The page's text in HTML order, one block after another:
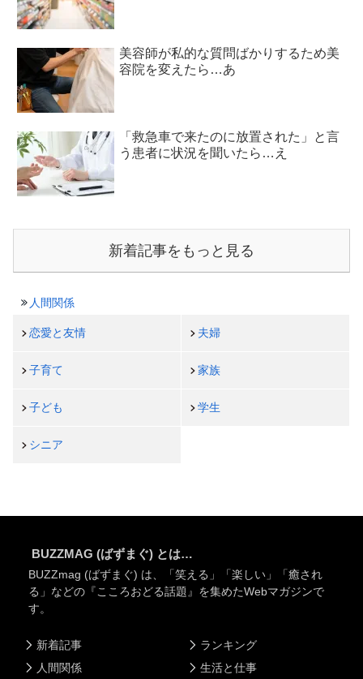
美容師が私的な質問ばかりするため美
容院を変えたら…あ
「救急車で来たのに放置された」と言
う患者に状況を聞いたら…え
新着記事をもっと見る
人間関係
恋愛と友情 夫婦
子育て 家族
子ども 学生
シニア
BUZZMAG (ばずまぐ) とは…
BUZZmag (ばずまぐ) は、「笑える」「楽しい」「癒され
る」などの『こころおどる話題』を集めたWebマガジンで
す。
新着記事
人間関係
ランキング
生活と仕事